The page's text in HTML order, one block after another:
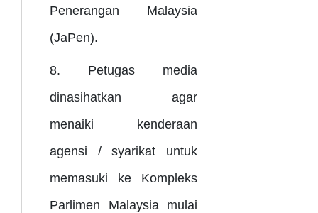
Penerangan Malaysia
(JaPen).
8. Petugas media
dinasihatkan agar
menaiki kenderaan
agensi / syarikat untuk
memasuki ke Kompleks
Parlimen Malaysia mulai